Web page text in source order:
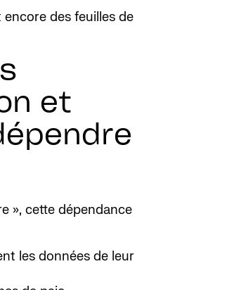
encore des feuilles de
et
», cette dépendance
les données de leur